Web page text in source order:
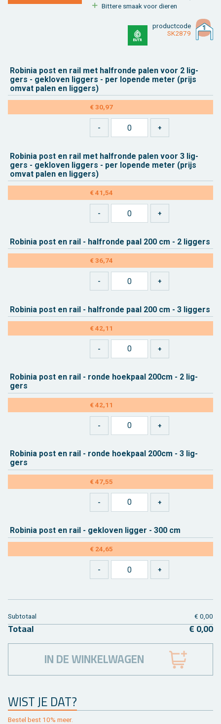
Bit­te­re smaak voor die­ren
product­code
SK2879
Ro­bi­nia post en rail met half­ron­de palen voor 2 lig­
gers - ge­klo­ven lig­gers - per lo­pen­de meter (prijs
omvat palen en lig­gers)
€ 30,97
Ro­bi­nia post en rail met half­ron­de palen voor 3 lig­
gers - ge­klo­ven lig­gers - per lo­pen­de meter (prijs
omvat palen en lig­gers)
€ 41,54
Ro­bi­nia post en rail - half­ron­de paal 200 cm - 2 lig­gers
€ 36,74
Ro­bi­nia post en rail - half­ron­de paal 200 cm - 3 lig­gers
€ 42,11
Ro­bi­nia post en rail - ronde hoek­paal 200cm - 2 lig­
gers
€ 42,11
Ro­bi­nia post en rail - ronde hoek­paal 200cm - 3 lig­
gers
€ 47,55
Ro­bi­nia post en rail - ge­klo­ven lig­ger - 300 cm
€ 24,65
WIST JE DAT?
Be­stel best 10% meer.
Sub­to­taal € 0,00
To­taal € 0,00
IN DE WINKELWAGEN